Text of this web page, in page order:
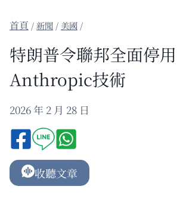
/新聞 / 美國 /
特朗普令聯邦全面停用
Anthropic技術
2026 年 2 月 28 日
收聽文章